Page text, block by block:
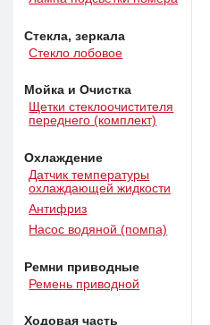
Стекла, зеркала
Стекло лобовое
Мойка и Очистка
Щетки стеклоочистителя
переднего (комплект)
Охлаждение
Датчик температуры
охлаждающей жидкости
Антифриз
Насос водяной (помпа)
Ремни приводные
Ремень приводной
Ходовая часть